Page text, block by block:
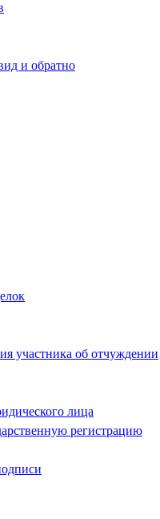
и обратно
участника об отчуждении
лица
регистрацию